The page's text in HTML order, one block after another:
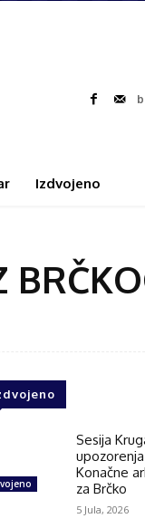
Izdvojeno
Sesija
Konačne
za Brčko
5 Jula, 2026